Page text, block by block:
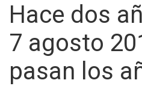
Hace dos
7 agosto
pasan los